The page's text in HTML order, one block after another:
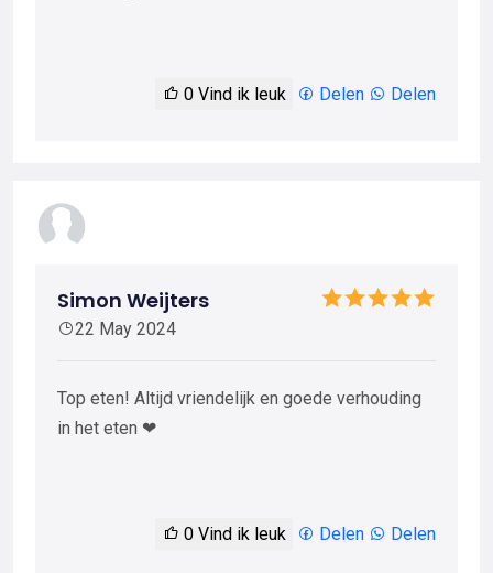
0 Vind ik leuk Delen Delen
Simon Weijters
22 May 2024
Top eten! Altijd vriendelijk en goede verhouding
in het eten ❤
0 Vind ik leuk Delen Delen